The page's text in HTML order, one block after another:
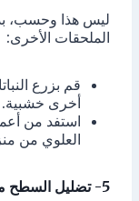
ليس هذا وحسب،
الملحقات الأخرى:
قم بزرع
أخرى خشبية.
استفد من
العلوي من
5- تضليل السطح من العوامل البيئية